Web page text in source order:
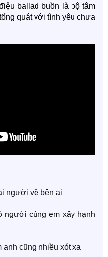
ballad buồn là bộ tâm
quát với tình yêu chưa
người về bên ai
cùng em xây hạnh
anh cũng nhiều xót xa